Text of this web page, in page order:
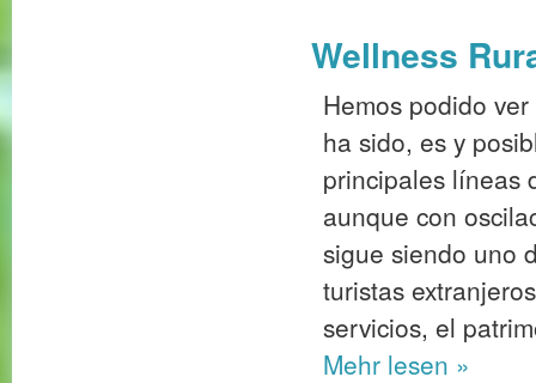
Wellness
Hemos podido
ha sido, es y
principales líneas
aunque con
sigue siendo uno
turistas
servicios, el
Mehr lesen »